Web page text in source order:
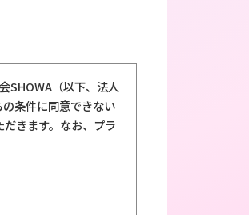
（以下、法人
条件に同意できない
きます。なお、プラ